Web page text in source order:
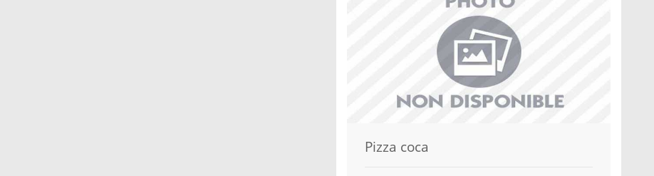
Pizza coca